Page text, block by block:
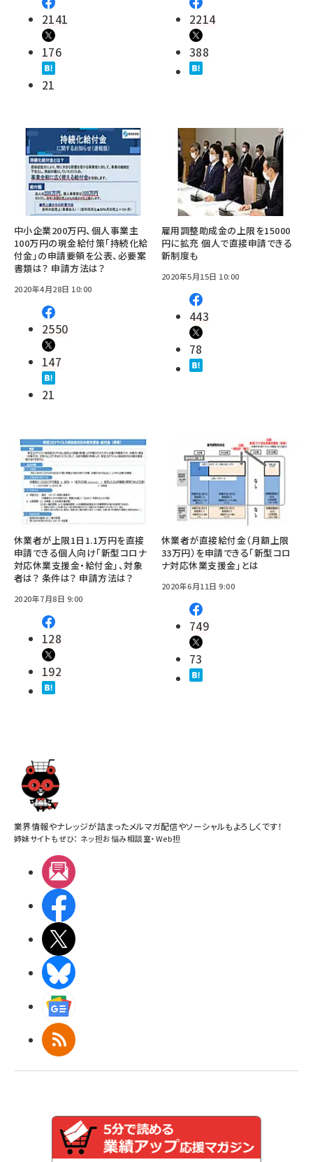
2141
176
21
2214
388
中小企業200万円、個人事業主
100万円の現金給付策「持続化給
付金」の申請要領を公表、必要案
書類は？ 申請方法は？
2020年4月28日 10:00
2550
147
21
雇用調整助成金の上限を15000
円に拡充 個人で直接申請できる
新制度も
2020年5月15日 10:00
443
78
休業者が上限1日1.1万円を直接
申請できる個人向け「新型コロナ
対応休業支援金・給付金」、対象
者は？ 条件は？ 申請方法は？
2020年7月8日 9:00
128
192
休業者が直接給付金（月額上限
33万円）を申請できる「新型コロ
ナ対応休業支援金」とは
2020年6月11日 9:00
749
73
業界情報やナレッジが詰まったメルマガ配信やソーシャルもよろしくです！
姉妹サイトもぜひ： ネッ担お悩み相談室・Web担
RSS